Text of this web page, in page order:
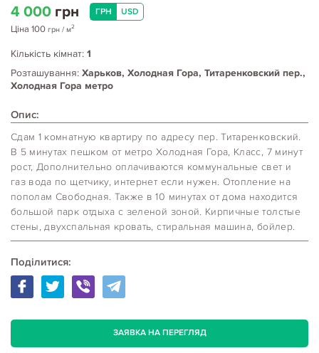
4 000 грн ГРН USD
Ціна 100 грн / м2
Кількість кімнат: 1
Розташування: Харьков, Холодная Гора, Титаренковский пер.,
Холодная Гора метро
Опис:
Сдам 1 комнатную квартиру по адресу пер. Титаренковский.
В 5 минутах пешком от метро Холодная Гора, Класс, 7 минут
рост, Дополнительно оплачиваются коммунальные свет и
газ вода по щетчику, интернет если нужен. Отопление на
пополам Свободная. Также в 10 минутах от дома находится
большой парк отдыха с зеленой зоной. Кирпичные толстые
стены, двухспальная кровать, стиральная машина, бойлер.
Поділитися:
ЗАЯВКА НА ПЕРЕГЛЯД